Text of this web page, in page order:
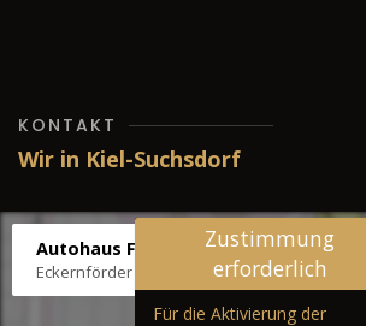
KONTAKT
Wir in Kiel-Suchsdorf
Autohaus Fräter
Eckernförder Str. /Klausbrooker Weg 1,
Zustimmung
erforderlich
Für die Aktivierung der